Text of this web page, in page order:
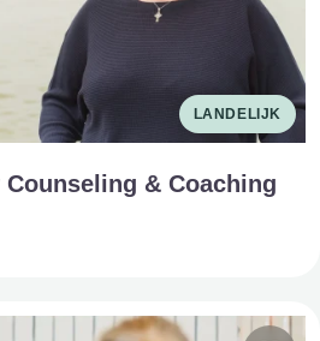
LANDELIJK
& Coaching